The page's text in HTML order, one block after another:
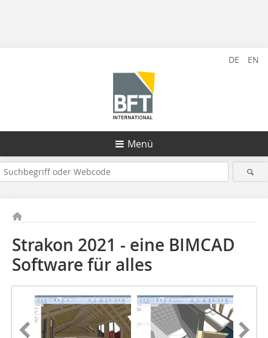
DE EN
Menü
Strakon 2021 - eine BIMCAD
Software für alles